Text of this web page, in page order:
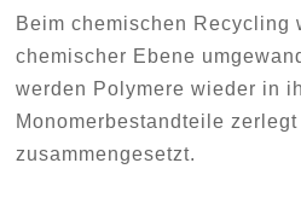
Beim chemischen Recycling
chemischer Ebene
werden Polymere wieder in
Monomerbestandteile
zusammengesetzt.